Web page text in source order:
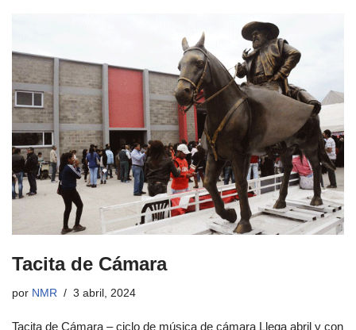
Tacita de Cámara
por NMR 3 abril, 2024
Tacita de Cámara – ciclo de música de cámara Llega abril y con